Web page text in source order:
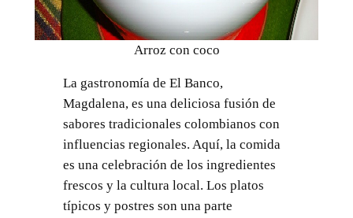
Arroz con coco
La gastronomía de El Banco,
Magdalena, es una deliciosa fusión de
sabores tradicionales colombianos con
influencias regionales. Aquí, la comida
es una celebración de los ingredientes
frescos y la cultura local. Los platos
típicos y postres son una parte